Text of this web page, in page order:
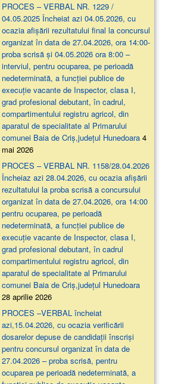
PROCES – VERBAL NR. 1229 /
04.05.2025 Încheiat azi 04.05.2026, cu
ocazia afişării rezultatului final la concursul
organizat în data de 27.04.2026, ora 14:00-
proba scrisă şi 04.05.2026 ora 8:00 –
interviul, pentru ocuparea, pe perioadă
nedeterminată, a funcției publice de
execuție vacante de Inspector, clasa I,
grad profesional debutant, în cadrul,
compartimentului registru agricol, din
aparatul de specialitate al Primarului
comunei Baia de Criș,județul Hunedoara 4
mai 2026
PROCES – VERBAL NR. 1158/28.04.2026
Încheiaz azi 28.04.2026, cu ocazia afişării
rezultatului la proba scrisă a concursului
organizat în data de 27.04.2026, ora 14:00
pentru ocuparea, pe perioadă
nedeterminată, a funcției publice de
execuție vacante de Inspector, clasa I,
grad profesional debutant, în cadrul
compartimentului registru agricol, din
aparatul de specialitate al Primarului
comunei Baia de Criș,județul Hunedoara
28 aprilie 2026
PROCES –VERBAL încheiat
azi,15.04.2026, cu ocazia verificării
dosarelor depuse de candidații înscriși
pentru concursul organizat în data de
27.04.2026 – proba scrisă, pentru
ocuparea pe perioadă nedeterminată, a